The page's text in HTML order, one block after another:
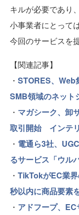
キルが必要であり
小事業者にとって
今回のサービスを
【関連記事】
・ STORES、
SMB領域のネット
・ マガシーク、卸
取引開始 インテ
・ 電通ら3社、
るサービス「ウル
・ TikTokがEC業
秒以内に商品要素
・ アドフープ、